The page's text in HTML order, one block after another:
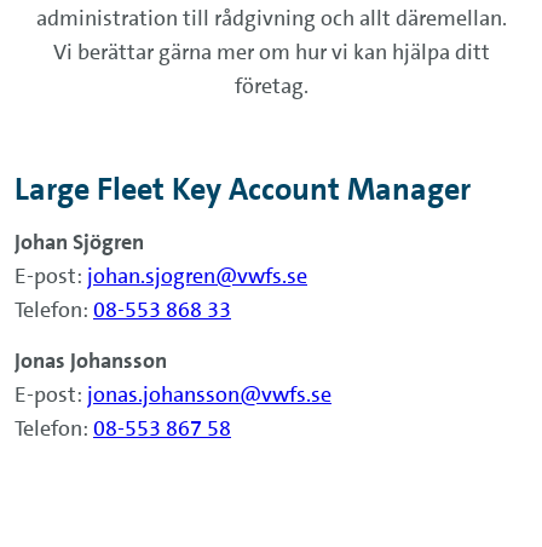
administration till rådgivning och allt däremellan.
Vi berättar gärna mer om hur vi kan hjälpa ditt
företag.
Large Fleet Key Account Manager
Johan Sjögren
E-post: johan.sjogren@vwfs.se
Telefon: 08-553 868 33
Jonas Johansson
E-post: jonas.johansson@vwfs.se
Telefon: 08-553 867 58